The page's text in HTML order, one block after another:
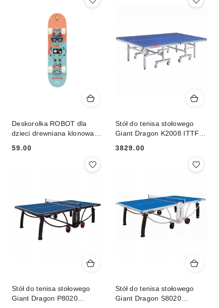
Deskorolka ROBOT dla
dzieci drewniana klonowa
59.00
Stół do tenisa stołowego
Giant Dragon K2008 ITTF
3829.00
Stół do tenisa stołowego
Giant Dragon P8020
Stół do tenisa stołowego
Giant Dragon S8020